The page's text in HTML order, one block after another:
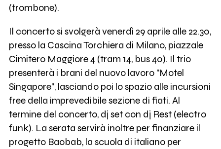
(trombone).
Il concerto si svolgerà venerdì 29 aprile alle 22.30,
presso la Cascina Torchiera di Milano, piazzale
Cimitero Maggiore 4 (tram 14, bus 40). Il trio
presenterà i brani del nuovo lavoro "Motel
Singapore", lasciando poi lo spazio alle incursioni
free della imprevedibile sezione di fiati. Al
termine del concerto, dj set con dj Rest (electro
funk). La serata servirà inoltre per finanziare il
progetto Baobab, la scuola di italiano per